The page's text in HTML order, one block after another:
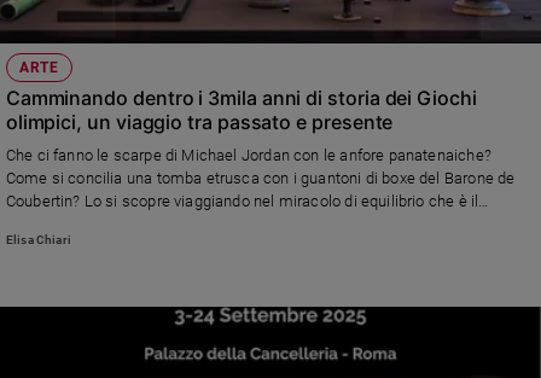
Genitori
e
figli
Nonni
Scuola
e
ARTE
Camminando dentro i 3mila anni di storia dei Giochi
olimpici, un viaggio tra passato e presente
Che ci fanno le scarpe di Michael Jordan con le anfore panatenaiche?
Come si concilia una tomba etrusca con i guantoni di boxe del Barone de
Coubertin? Lo si scopre viaggiando nel miracolo di equilibrio che è il
Olimpiadi antiche e moderne.
Elisa Chiari